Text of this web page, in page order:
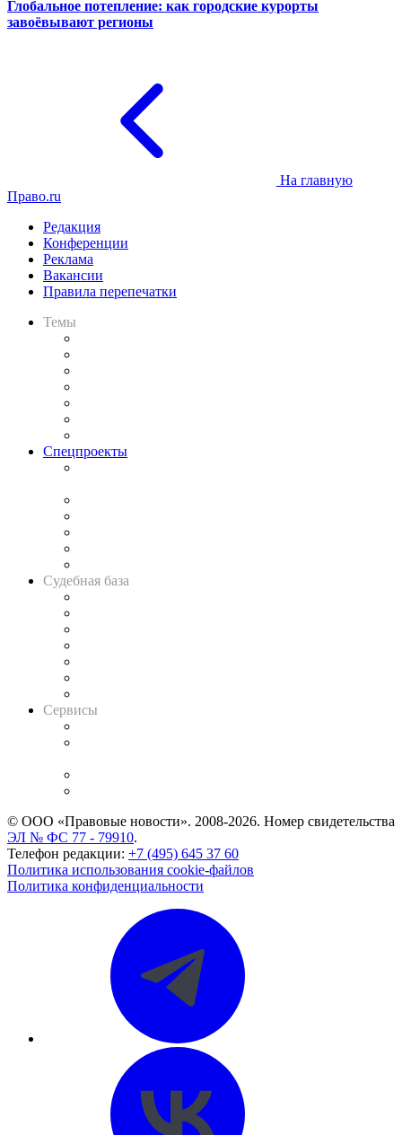
Глобальное потепление: как городские курорты
завоёвывают регионы
На главную
Право.ru
Редакция
Конференции
Реклама
Вакансии
Правила перепечатки
Темы
Спецпроекты
Судебная база
Сервисы
© ООО «Правовые новости». 2008-2026. Номер свидетельства
ЭЛ № ФС 77 - 79910.
Телефон редакции: +7 (495) 645 37 60
Политика использования cookie-файлов
Политика конфиденциальности